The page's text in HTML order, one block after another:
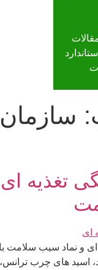
تغذیه ای
ای و نماد سیب
اسید های چرب